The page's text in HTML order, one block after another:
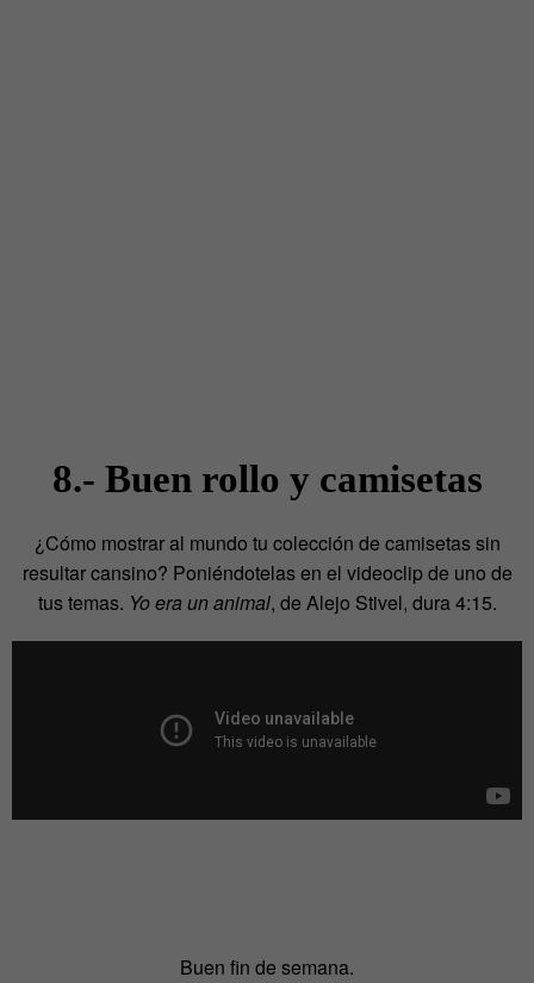
8.- Buen rollo y camisetas
¿Cómo mostrar al mundo tu colección de camisetas sin
resultar cansino? Poniéndotelas en el videoclip de uno de
tus temas. Yo era un animal, de Alejo Stivel, dura 4:15.
Buen fin de semana.